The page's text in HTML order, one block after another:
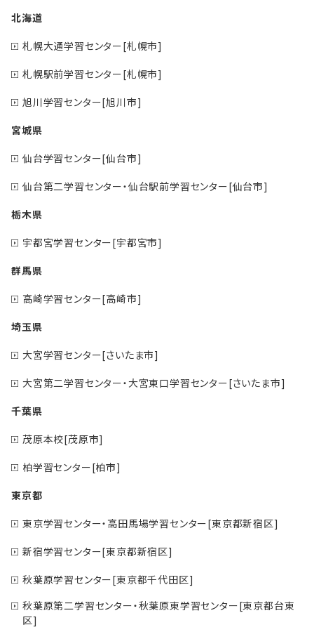
北海道
札幌大通学習センター[札幌市]
札幌駅前学習センター[札幌市]
旭川学習センター[旭川市]
宮城県
仙台学習センター[仙台市]
仙台第二学習センター・仙台駅前学習センター[仙台市]
栃木県
宇都宮学習センター[宇都宮市]
群馬県
高崎学習センター[高崎市]
埼玉県
大宮学習センター[さいたま市]
大宮第二学習センター・大宮東口学習センター[さいたま市]
千葉県
茂原本校[茂原市]
柏学習センター[柏市]
東京都
東京学習センター・高田馬場学習センター[東京都新宿区]
新宿学習センター[東京都新宿区]
秋葉原学習センター[東京都千代田区]
秋葉原第二学習センター・秋葉原東学習センター[東京都台東
区]